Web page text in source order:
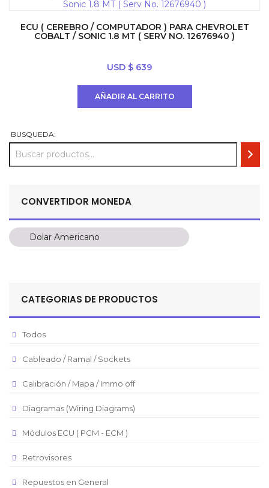
ECU ( CEREBRO / COMPUTADOR ) PARA CHEVROLET
COBALT / SONIC 1.8 MT ( SERV NO. 12676940 )
USD $639
AÑADIR AL CARRITO
BUSQUEDA:
CONVERTIDOR MONEDA
Dolar Americano
Dolar Americano
Pesos Mexicanos
Euro
Real Brasilero
CATEGORIAS DE PRODUCTOS
Todos
Cableado / Ramal / Sockets
Calibración / Mapa / Immo off
Diagramas (Wiring Diagrams)
Módulos ECU ( PCM - ECM )
Retrovisores
Repuestos en General